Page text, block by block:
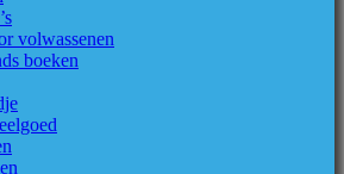
volwassenen
boeken